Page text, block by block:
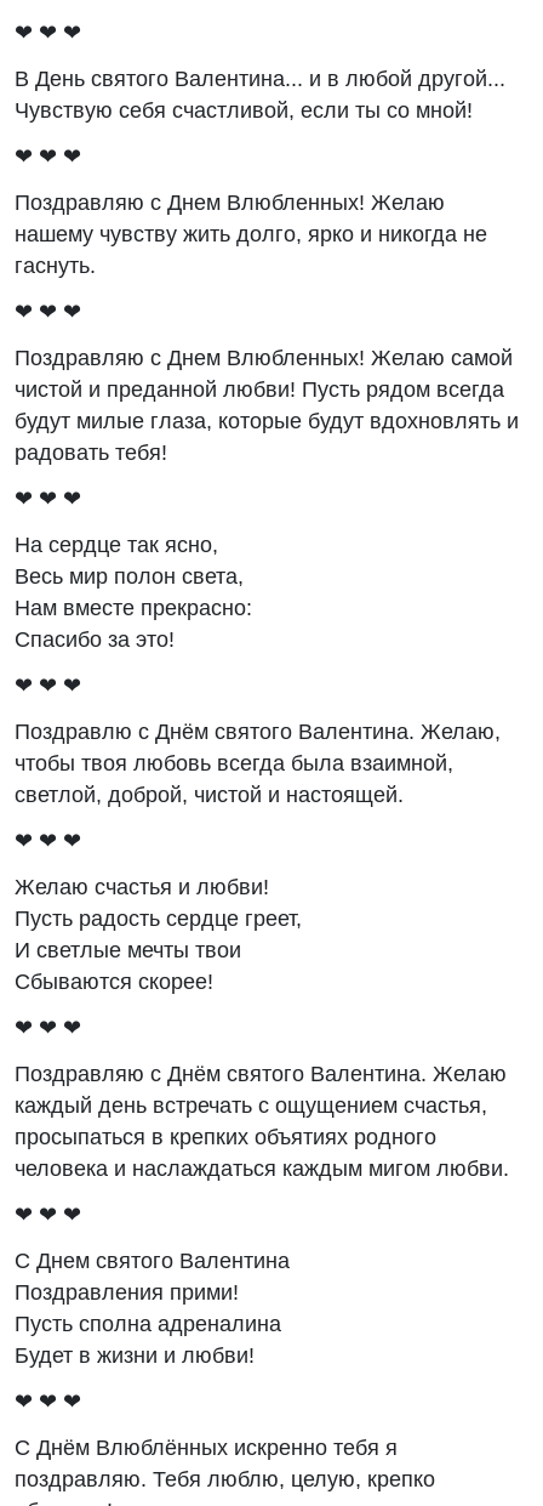
❤ ❤ ❤
В День святого Валентина... и в любой другой...
Чувствую себя счастливой, если ты со мной!
❤ ❤ ❤
Поздравляю с Днем Влюбленных! Желаю
нашему чувству жить долго, ярко и никогда не
гаснуть.
❤ ❤ ❤
Поздравляю с Днем Влюбленных! Желаю самой
чистой и преданной любви! Пусть рядом всегда
будут милые глаза, которые будут вдохновлять и
радовать тебя!
❤ ❤ ❤
На сердце так ясно,
Весь мир полон света,
Нам вместе прекрасно:
Спасибо за это!
❤ ❤ ❤
Поздравлю с Днём святого Валентина. Желаю,
чтобы твоя любовь всегда была взаимной,
светлой, доброй, чистой и настоящей.
❤ ❤ ❤
Желаю счастья и любви!
Пусть радость сердце греет,
И светлые мечты твои
Сбываются скорее!
❤ ❤ ❤
Поздравляю с Днём святого Валентина. Желаю
каждый день встречать с ощущением счастья,
просыпаться в крепких объятиях родного
человека и наслаждаться каждым мигом любви.
❤ ❤ ❤
С Днем святого Валентина
Поздравления прими!
Пусть сполна адреналина
Будет в жизни и любви!
❤ ❤ ❤
С Днём Влюблённых искренно тебя я
поздравляю. Тебя люблю, целую, крепко